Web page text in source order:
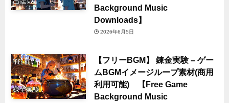
Background Music
Downloads】
2026年6月5日
【フリーBGM】 錬金実験 – ゲー
ムBGMイメージループ素材(商用
利用可能) 【Free Game
Background Music